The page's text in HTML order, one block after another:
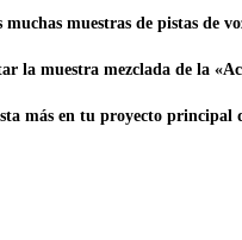
muestras de pistas de
la muestra mezclada de la
más en tu proyecto principal